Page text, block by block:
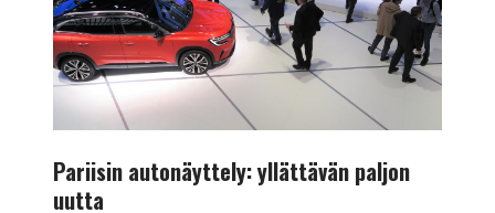
Pariisin autonäyttely: yllättävän paljon
uutta